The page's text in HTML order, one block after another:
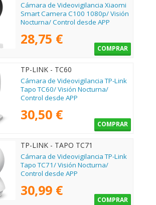
Cámara de Videovigilancia Xiaomi
Smart Camera C100 1080p/ Visión
Nocturna/ Control desde APP
28,75 €
COMPRAR
TP-LINK - TC60
Cámara de Videovigilancia TP-Link
Tapo TC60/ Visión Nocturna/
Control desde APP
30,50 €
COMPRAR
TP-LINK - TAPO TC71
Cámara de Videovigilancia TP-Link
Tapo TC71/ Visión Nocturna/
Control desde APP
30,99 €
COMPRAR